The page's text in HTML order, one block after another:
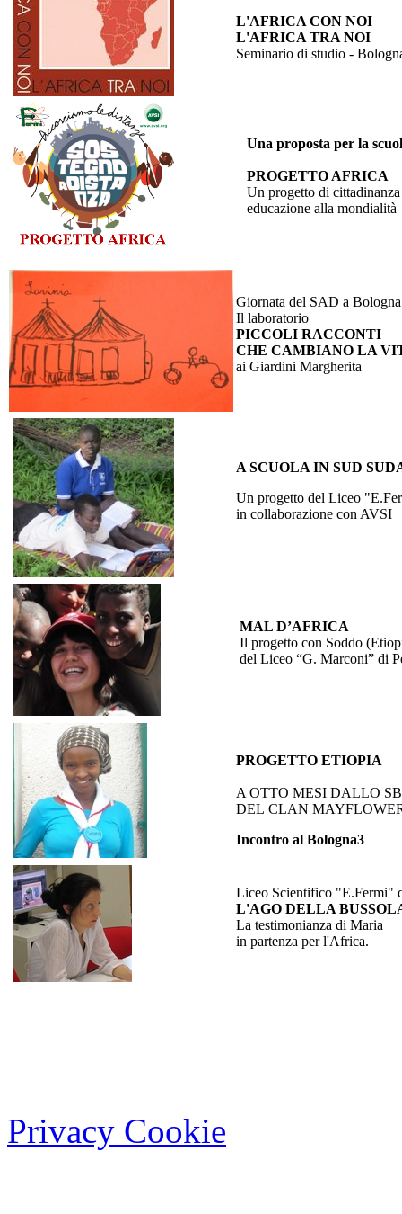
L'AFRICA CON NOI
L'AFRICA TRA NOI
Seminario di studio -
Una proposta per la
PROGETTO AFRICA
Un progetto di
educazione alla mondialità
Giornata del SAD a Bologna
Il laboratorio
PICCOLI RACCONTI
CHE CAMBIANO LA
ai Giardini Margherita
A SCUOLA IN SUD
Un progetto del Liceo
in collaborazione con AVSI
MAL D’AFRICA
Il progetto con Soddo
del Liceo “G. Marconi” di
PROGETTO ETIOPIA
A OTTO MESI DALLO
DEL CLAN
Incontro al Bologna3
Liceo Scientifico "E.Fermi"
L'AGO DELLA
La testimonianza di Maria
in partenza per l'Africa.
Privacy Cookie